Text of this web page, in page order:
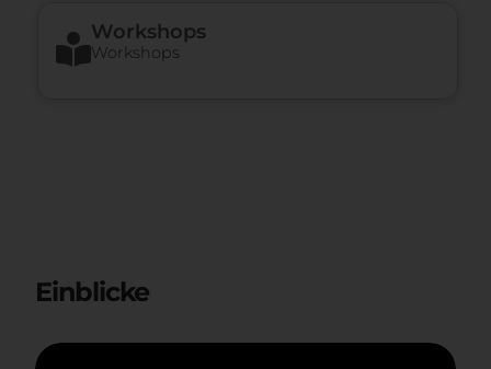
Workshops
Workshops
Einblicke